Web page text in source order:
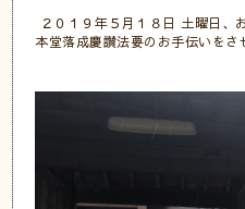
２０１９年５月１８日 土曜日、
本堂落成慶讃法要のお手伝いを